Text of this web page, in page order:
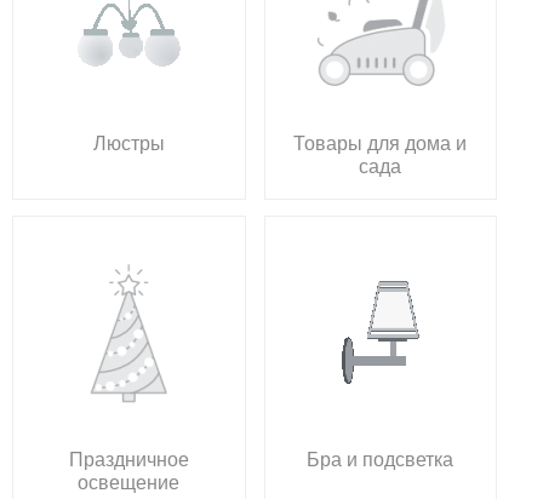
Люстры
Товары для дома и
сада
Праздничное
освещение
Бра и подсветка